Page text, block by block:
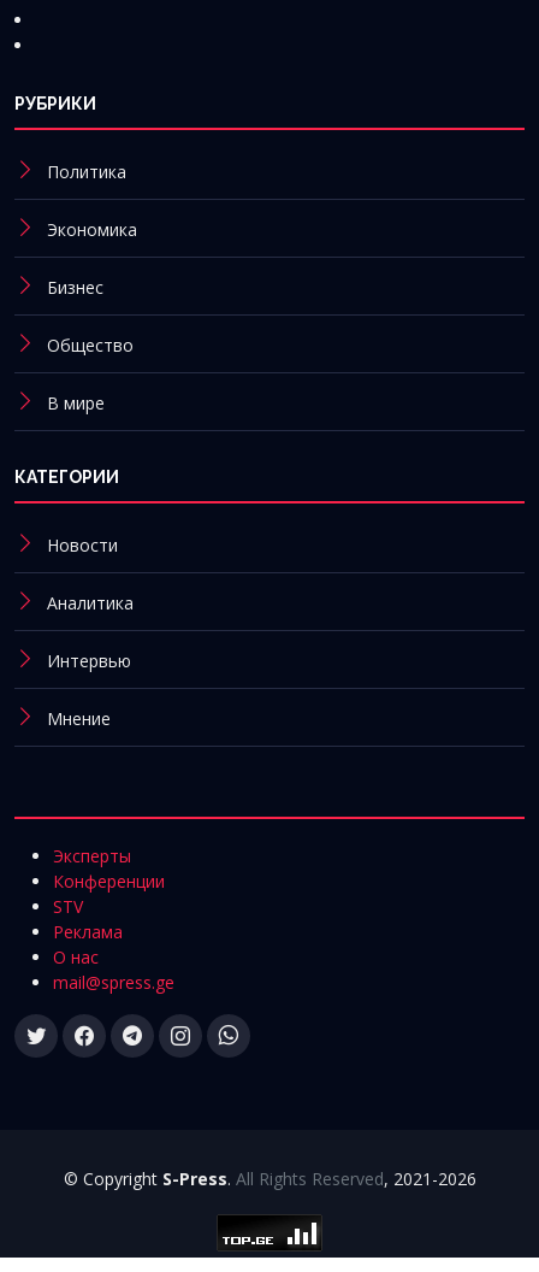
РУБРИКИ
Политика
Экономика
Бизнес
Общество
В мире
КАТЕГОРИИ
Новости
Аналитика
Интервью
Мнение
Эксперты
Конференции
STV
Реклама
О нас
mail@spress.ge
© Copyright S-Press. All Rights Reserved, 2021-2026